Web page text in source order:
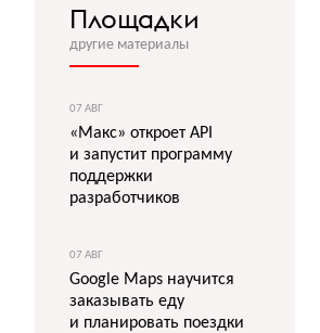
Площадки
другие материалы
07 АВГ
«Макс» откроет API
и запустит программу
поддержки
разработчиков
07 АВГ
Google Maps научится
заказывать еду
и планировать поездки